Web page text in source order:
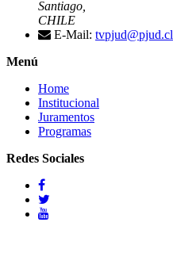
Santiago,
CHILE
E-Mail: tvpjud@pjud.cl
Menú
Home
Institucional
Juramentos
Programas
Redes Sociales